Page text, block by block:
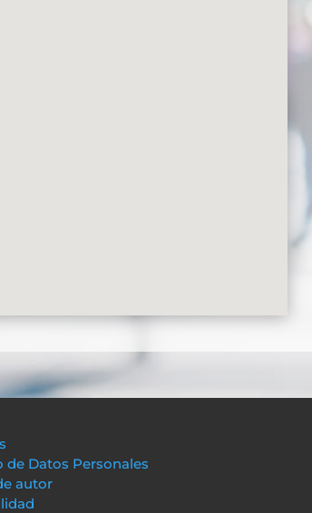
de Datos Personales
autor